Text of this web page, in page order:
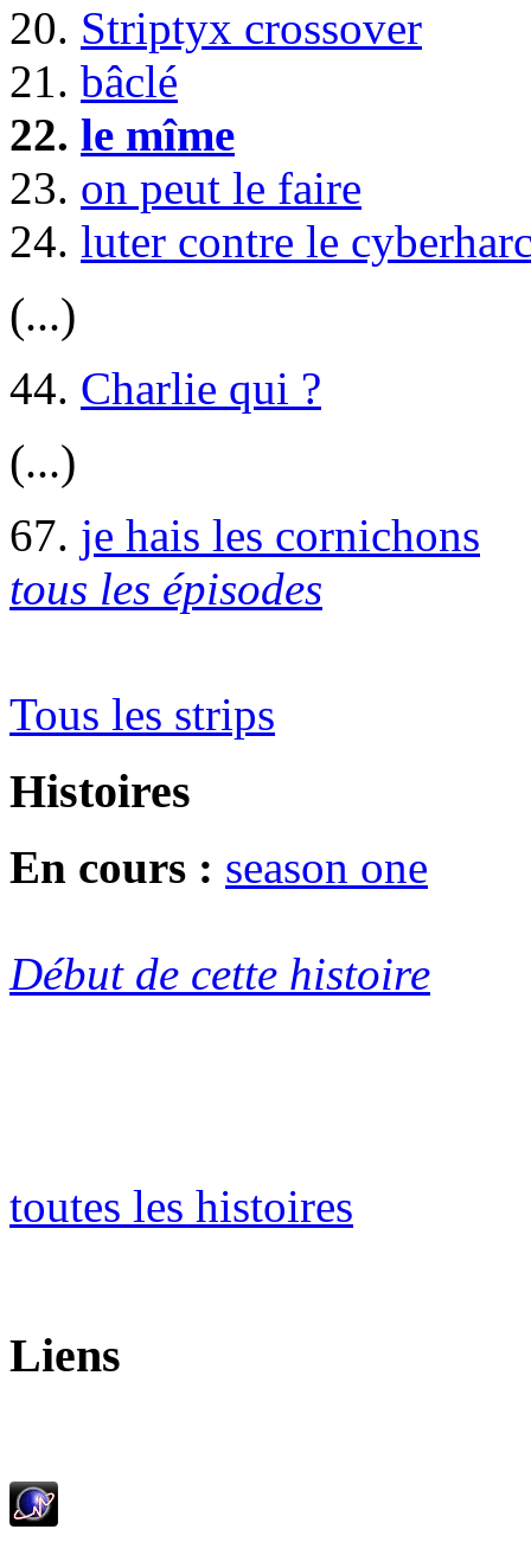
20. Striptyx crossover
21. bâclé
22. le mîme
23. on peut le faire
24. luter contre le
(...)
44. Charlie qui ?
(...)
67. je hais les cornichons
tous les épisodes
Tous les strips
Histoires
En cours : season one
Début de cette histoire
toutes les histoires
Liens